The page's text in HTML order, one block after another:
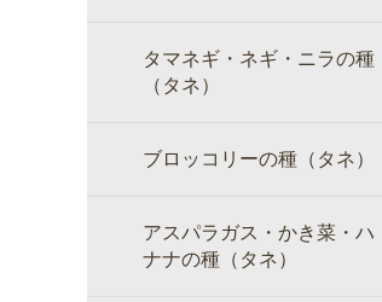
タマネギ・ネギ・ニラの種
（タネ）
ブロッコリーの種（タネ）
アスパラガス・かき菜・ハ
ナナの種（タネ）